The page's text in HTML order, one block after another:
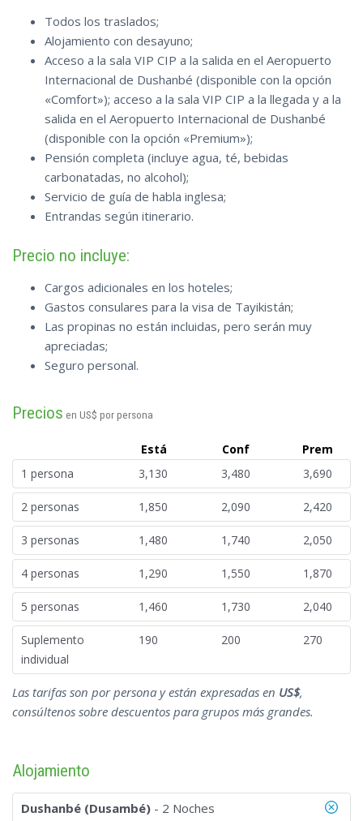
Todos los traslados;
Alojamiento con desayuno;
Acceso a la sala VIP CIP a la salida en el Aeropuerto
Internacional de Dushanbé (disponible con la opción
«Comfort»); acceso a la sala VIP CIP a la llegada y a la
salida en el Aeropuerto Internacional de Dushanbé
(disponible con la opción «Premium»);
Pensión completa (incluye agua, té, bebidas
carbonatadas, no alcohol);
Servicio de guía de habla inglesa;
Entrandas según itinerario.
Precio no incluye:
Cargos adicionales en los hoteles;
Gastos consulares para la visa de Tayikistán;
Las propinas no están incluidas, pero serán muy
apreciadas;
Seguro personal.
Precios en US$ por persona
Está Conf
Prem
1 persona
3,130 3,480 3,690
2 personas 1,850 2,090 2,420
3 personas 1,480 1,740 2,050
4 personas 1,290 1,550 1,870
5 personas 1,460 1,730 2,040
Suplemento
individual
190 200 270
Las tarifas son por persona y están expresadas en US$,
consúltenos sobre descuentos para grupos más grandes.
Alojamiento
Dushanbé (Dusambé) - 2 Noches